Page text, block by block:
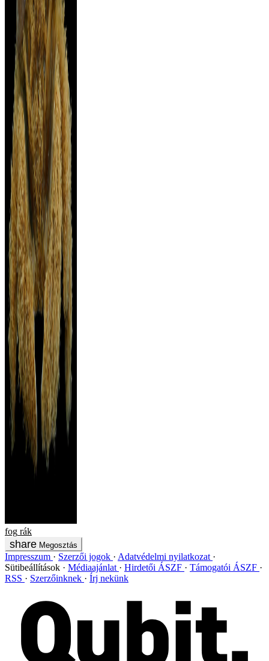
fog rák
Megosztás
Impresszum Szerzői jogok
Adatvédelmi nyilatkozat
Sütibeállítások
Médiaajánlat Hirdetői ÁSZF
Támogatói ÁSZF
RSS
Szerzőinknek Írj nekünk